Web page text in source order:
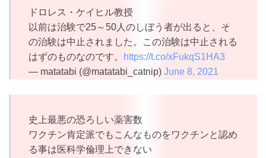
ドロレス・ケイヒル教授
以前は治験で25～50人のしぼう者が出ると、そ
の治験は中止されました。この治験は中止される
はずのものなのです。
https://t.co/xFukqS1HA3
— matatabi (@matatabi_catnip) June 8, 2021
史上最悪の恐ろしい薬害数
ワクチン肯定派でもこんなものをワクチンと認め
る事は医科学倫理上できない